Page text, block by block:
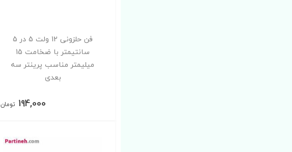
فن حلزونی 12 ولت 5 در 5
سانتیمتر با ضخامت 15
میلیمتر مناسب پرینتر سه
بعدی
194,000 تومان